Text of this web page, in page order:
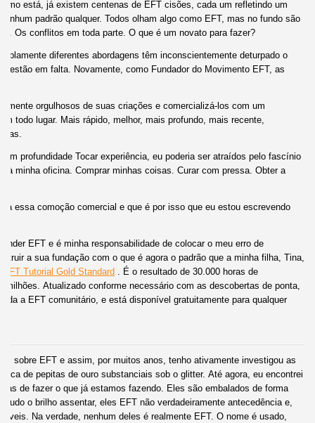
está, já existem centenas de EFT cisões, cada um refletindo um
padrão qualquer. Todos olham algo como EFT, mas no fundo são
Os conflitos em toda parte. O que é um novato para fazer?
diferentes abordagens têm inconscientemente deturpado o
estão em falta. Novamente, como Fundador do Movimento EFT, as
orgulhosos de suas criações e comercializá-los com um
todo lugar. Mais rápido, melhor, mais profundo, mais recente,
profundidade Tocar experiência, eu poderia ser atraídos pelo fascínio
à minha oficina. Comprar minhas coisas. Curar com pressa. Obter a
essa comoção comercial e que é por isso que eu estou escrevendo
EFT e é minha responsabilidade de colocar o meu erro de
a sua fundação com o que é agora o padrão que a minha filha, Tina,
EFT Tutorial Gold Standard . É o resultado de 30.000 horas de
Atualizado conforme necessário com as descobertas de ponta,
a EFT comunitário, e está disponível gratuitamente para qualquer
sobre EFT e assim, por muitos anos, tenho ativamente investigou as
de pepitas de ouro substanciais sob o glitter. Até agora, eu encontrei
de fazer o que já estamos fazendo. Eles são embalados de forma
tudo o brilho assentar, eles EFT não verdadeiramente antecedência e,
Na verdade, nenhum deles é realmente EFT. O nome é usado,